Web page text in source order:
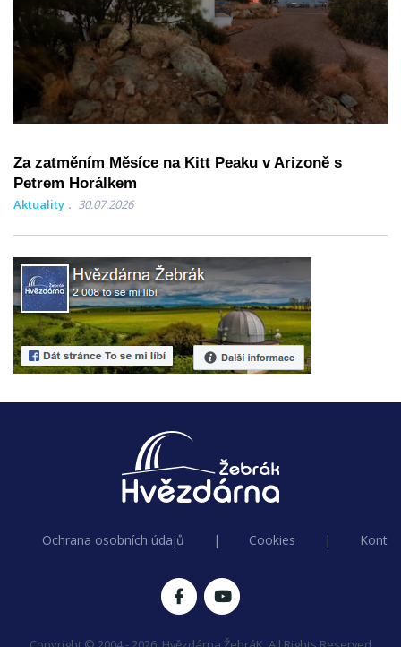
Za zatměním Měsíce na Kitt Peaku v Arizoně s
Petrem Horálkem
Aktuality 30.07.2026
Ochrana osobních údajů | Cookies |